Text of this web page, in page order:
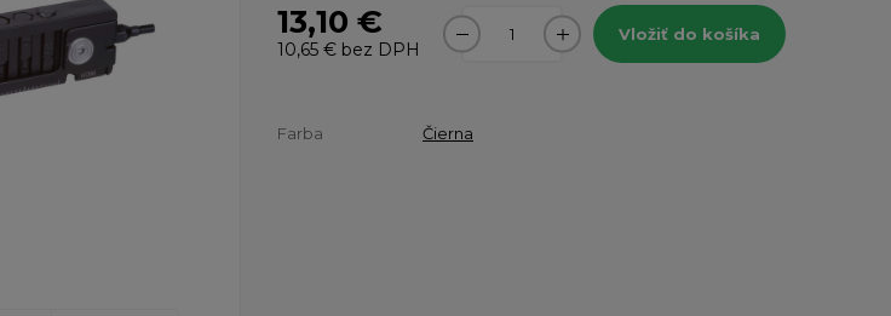
13,10 €
10,65 € bez DPH
Vložiť do košíka
Farba Čierna